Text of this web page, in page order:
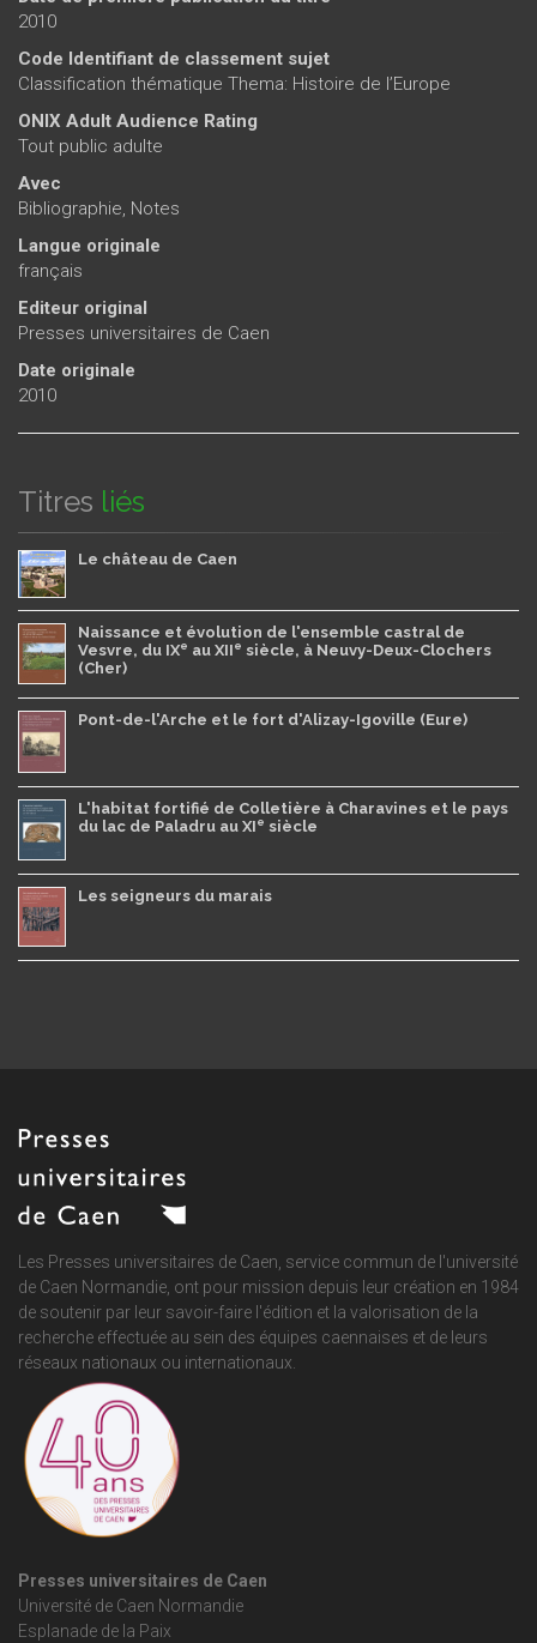
2010
Code Identifiant de classement sujet
Classification thématique Thema: Histoire de l’Europe
ONIX Adult Audience Rating
Tout public adulte
Avec
Bibliographie, Notes
Langue originale
français
Editeur original
Presses universitaires de Caen
Date originale
2010
Titres liés
Le château de Caen
Naissance et évolution de l'ensemble castral de
Vesvre, du IXe au XIIe siècle, à Neuvy-Deux-Clochers
(Cher)
Pont-de-l'Arche et le fort d'Alizay-Igoville (Eure)
L'habitat fortifié de Colletière à Charavines et le pays
du lac de Paladru au XIe siècle
Les seigneurs du marais
Les Presses universitaires de Caen, service commun de l'université
de Caen Normandie , ont pour mission depuis leur création en 1984
de soutenir par leur savoir-faire l'édition et la valorisation de la
recherche effectuée au sein des équipes caennaises et de leurs
réseaux nationaux ou internationaux.
Presses universitaires de Caen
Université de Caen Normandie
Esplanade de la Paix